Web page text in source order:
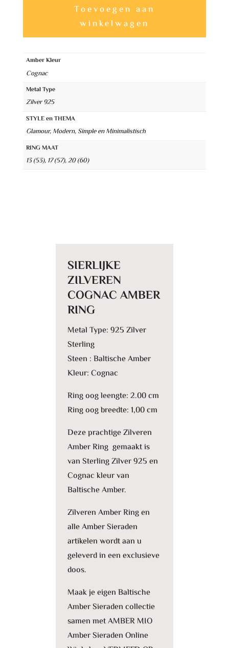
aantal
Toevoegen aan
winkelwagen
e
n
a
Amber Kleur
Cognac
Metal Type
Zilver 925
STYLE en THEMA
Glamour, Modern, Simple en Minimalistisch
RING MAAT
13 (53), 17 (57), 20 (60)
SIERLIJKE
ZILVEREN
COGNAC AMBER
RING
Metal Type: 925 Zilver
Sterling
Steen : Baltische Amber
Kleur: Cognac
Ring oog leengte: 2.00 cm
Ring oog breedte: 1,00 cm
Deze prachtige Zilveren
Amber Ring gemaakt is
van Sterling Zilver 925 en
Cognac kleur van
Baltische Amber.
Zilveren Amber Ring en
alle Amber Sieraden
artikelen wordt aan u
geleverd in een exclusieve
doos.
Maak je eigen Baltische
Amber Sieraden collectie
samen met AMBER MIO
Amber Sieraden Online